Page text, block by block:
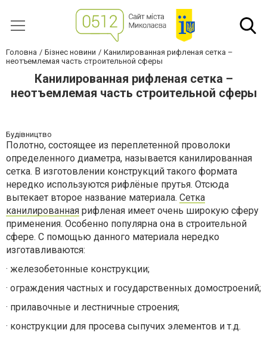
Головна Бізнес новини
Канилированная рифленая сетка –
неотъемлемая часть строительной сферы
Канилированная рифленая сетка –
неотъемлемая часть строительной сферы
Будівництво
Полотно, состоящее из переплетенной проволоки
определенного диаметра, называется канилированная
сетка. В изготовлении конструкций такого формата
нередко используются рифлёные прутья. Отсюда
вытекает второе название материала. Сетка
канилированная рифленая имеет очень широкую сферу
применения. Особенно популярна она в строительной
сфере. С помощью данного материала нередко
изготавливаются:
· железобетонные конструкции;
· ограждения частных и государственных домостроений;
· прилавочные и лестничные строения;
· конструкции для просева сыпучих элементов и т.д.